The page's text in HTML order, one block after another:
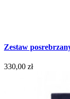
Zestaw
330,00 zł